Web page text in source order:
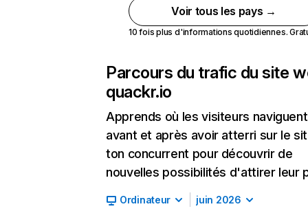
Voir tous les pays →
10 fois plus d'informations quotidiennes.
Parcours du trafic du site
quackr.io
Apprends où les visiteurs naviguent
avant et après avoir atterri sur le
ton concurrent pour découvrir de
nouvelles possibilités d'attirer leur
Ordinateur juin 2026